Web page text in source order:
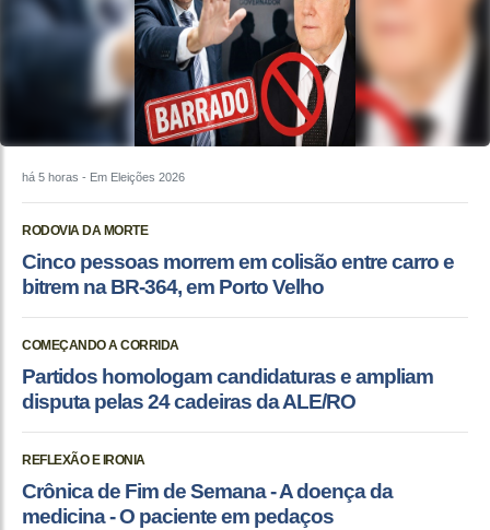
há 5 horas - Em Eleições 2026
RODOVIA DA MORTE
Cinco pessoas morrem em colisão entre carro e
bitrem na BR-364, em Porto Velho
COMEÇANDO A CORRIDA
Partidos homologam candidaturas e ampliam
disputa pelas 24 cadeiras da ALE/RO
REFLEXÃO E IRONIA
Crônica de Fim de Semana - A doença da
medicina - O paciente em pedaços